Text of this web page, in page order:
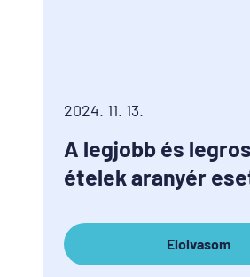
2024. 11. 13.
A legjobb és
ételek aranyér
Elolvasom